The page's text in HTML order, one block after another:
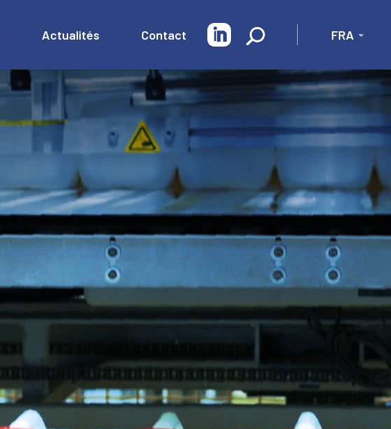
Actualités Contact